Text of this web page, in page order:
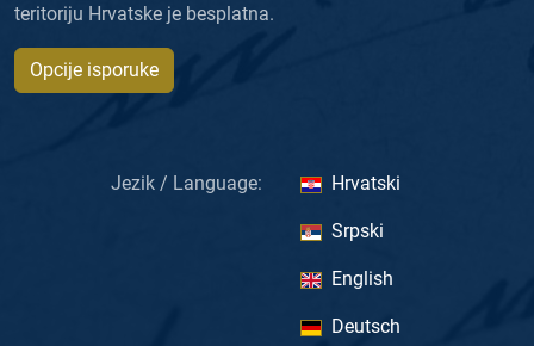
teritoriju Hrvatske je besplatna.
Opcije isporuke
Jezik / Language: Hrvatski
Srpski
English
Deutsch